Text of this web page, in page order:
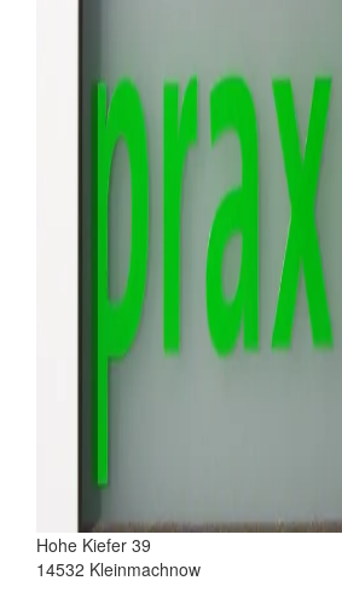
Hohe Kiefer 39
14532 Kleinmachnow